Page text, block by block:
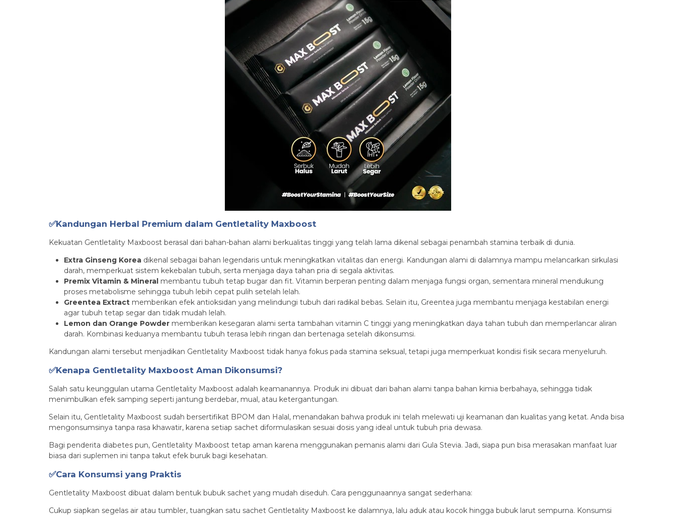
✅Kandungan Herbal Premium dalam Gentletality Maxboost
Kekuatan Gentletality Maxboost berasal dari bahan-bahan alami berkualitas tinggi yang telah lama dikenal sebagai penambah stamina terbaik di dunia.
Extra Ginseng Korea dikenal sebagai bahan legendaris untuk meningkatkan vitalitas dan energi. Kandungan alami di dalamnya mampu melancarkan sirkulasi
darah, memperkuat sistem kekebalan tubuh, serta menjaga daya tahan pria di segala aktivitas.
Premix Vitamin & Mineral membantu tubuh tetap bugar dan fit. Vitamin berperan penting dalam menjaga fungsi organ, sementara mineral mendukung
proses metabolisme sehingga tubuh lebih cepat pulih setelah lelah.
Greentea Extract memberikan efek antioksidan yang melindungi tubuh dari radikal bebas. Selain itu, Greentea juga membantu menjaga kestabilan energi
agar tubuh tetap segar dan tidak mudah lelah.
Lemon dan Orange Powder memberikan kesegaran alami serta tambahan vitamin C tinggi yang meningkatkan daya tahan tubuh dan memperlancar aliran
darah. Kombinasi keduanya membantu tubuh terasa lebih ringan dan bertenaga setelah dikonsumsi.
Kandungan alami tersebut menjadikan Gentletality Maxboost tidak hanya fokus pada stamina seksual, tetapi juga memperkuat kondisi fisik secara menyeluruh.
✅Kenapa Gentletality Maxboost Aman Dikonsumsi?
Salah satu keunggulan utama Gentletality Maxboost adalah keamanannya. Produk ini dibuat dari bahan alami tanpa bahan kimia berbahaya, sehingga tidak
menimbulkan efek samping seperti jantung berdebar, mual, atau ketergantungan.
Selain itu, Gentletality Maxboost sudah bersertifikat BPOM dan Halal, menandakan bahwa produk ini telah melewati uji keamanan dan kualitas yang ketat. Anda bisa
mengonsumsinya tanpa rasa khawatir, karena setiap sachet diformulasikan sesuai dosis yang ideal untuk tubuh pria dewasa.
Bagi penderita diabetes pun, Gentletality Maxboost tetap aman karena menggunakan pemanis alami dari Gula Stevia. Jadi, siapa pun bisa merasakan manfaat luar
biasa dari suplemen ini tanpa takut efek buruk bagi kesehatan.
✅Cara Konsumsi yang Praktis
Gentletality Maxboost dibuat dalam bentuk bubuk sachet yang mudah diseduh. Cara penggunaannya sangat sederhana:
Cukup siapkan segelas air atau tumbler, tuangkan satu sachet Gentletality Maxboost ke dalamnya, lalu aduk atau kocok hingga bubuk larut sempurna. Konsumsi